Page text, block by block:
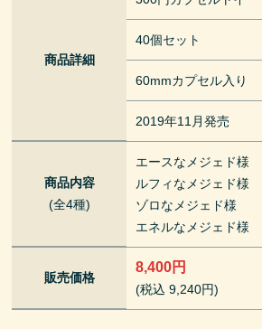
商品詳細
40個セット
60mmカプセル入り
2019年11月発売
商品内容
(全4種)
エースなメジェド様
ルフィなメジェド様
ゾロなメジェド様
エネルなメジェド様
販売価格
8,400円
(税込 9,240円)